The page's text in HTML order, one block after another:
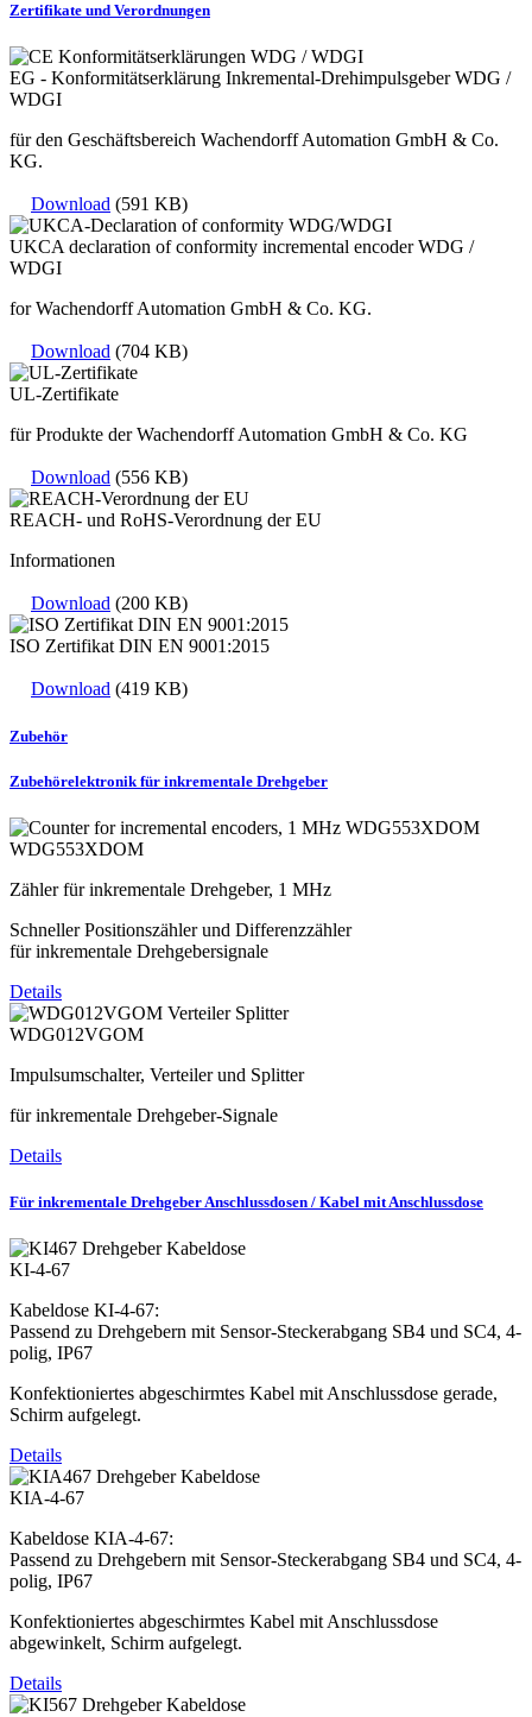
Zertifikate und Verordnungen
EG - Konformitätserklärung Inkremental-Drehimpulsgeber WDG /
WDGI
für den Geschäftsbereich Wachendorff Automation GmbH & Co.
KG.
Download (591 KB)
UKCA declaration of conformity incremental encoder WDG /
WDGI
for Wachendorff Automation GmbH & Co. KG.
Download (704 KB)
UL-Zertifikate
für Produkte der Wachendorff Automation GmbH & Co. KG
Download (556 KB)
REACH- und RoHS-Verordnung der EU
Informationen
Download (200 KB)
ISO Zertifikat DIN EN 9001:2015
Download (419 KB)
Zubehör
Zubehörelektronik für inkrementale Drehgeber
WDG553XDOM
Zähler für inkrementale Drehgeber, 1 MHz
Schneller Positionszähler und Differenzzähler
für inkrementale Drehgebersignale
Details
WDG012VGOM
Impulsumschalter, Verteiler und Splitter
für inkrementale Drehgeber-Signale
Details
Für inkrementale Drehgeber Anschlussdosen / Kabel mit Anschlussdose
KI-4-67
Kabeldose KI-4-67:
Passend zu Drehgebern mit Sensor-Steckerabgang SB4 und SC4, 4-
polig, IP67
Konfektioniertes abgeschirmtes Kabel mit Anschlussdose gerade,
Schirm aufgelegt.
Details
KIA-4-67
Kabeldose KIA-4-67:
Passend zu Drehgebern mit Sensor-Steckerabgang SB4 und SC4, 4-
polig, IP67
Konfektioniertes abgeschirmtes Kabel mit Anschlussdose
abgewinkelt, Schirm aufgelegt.
Details